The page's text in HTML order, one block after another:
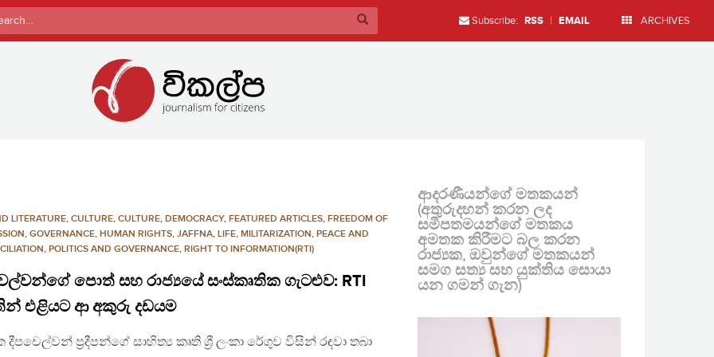
Subscribe: RSS | EMAIL ARCHIVES
LITERATURE, CULTURE, CULTURE, DEMOCRACY, FEATURED ARTICLES, FREEDOM OF
, GOVERNANCE, HUMAN RIGHTS, JAFFNA, LIFE, MILITARIZATION, PEACE AND
, POLITICS AND GOVERNANCE, RIGHT TO INFORMATION(RTI)
පොත් සහ රාජ්‍යයේ සංස්කෘතික ගැටළුව: RTI
එළියට ආ අකුරු දඩයම
ප්‍රදීපන්ගේ සාහිත්‍ය කෘති ශ්‍රී ලංකා රේගුව විසින් රඳවා තබා
ආදරණීයන්ගේ මතකයන්
(අතුරුදහන් කරන ලද
සමීපතමයන්ගේ මතකය
අමතක කිරීමට බල කරන
රාජ්‍යක, ඔවුන්ගේ මතකයන්
සමග සත්‍ය සහ යුක්තිය සොයා
යන ගමන් ගැන)